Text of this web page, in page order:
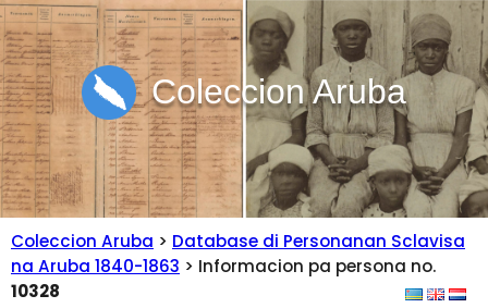
Coleccion Aruba
Coleccion Aruba > Database di Personanan Sclavisa
na Aruba 1840-1863 > Informacion pa persona no.
10328